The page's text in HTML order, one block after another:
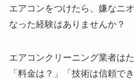
エアコンをつけたら、嫌なニ
なった経験はありませんか？
エアコンクリーニング業者は
「料金は？」「技術は信頼で